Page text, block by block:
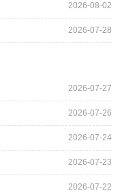
2026-08-02
2026-07-28
2026-07-27
2026-07-26
2026-07-24
2026-07-23
2026-07-22